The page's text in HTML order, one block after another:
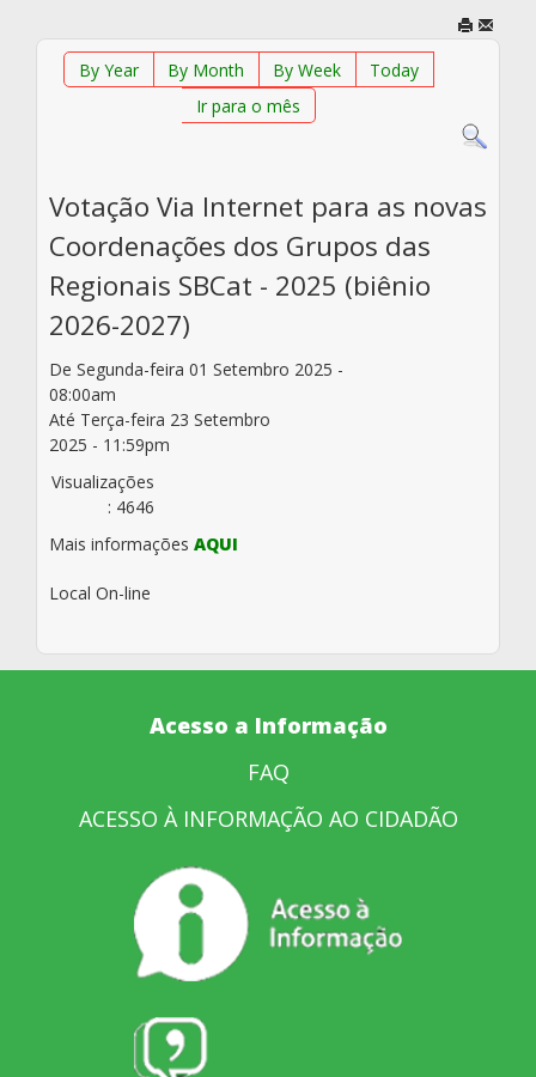
By Year By Month By Week
Today
Ir para o mês
Votação Via Internet para as novas
Coordenações dos Grupos das
Regionais SBCat - 2025 (biênio
2026-2027)
De Segunda-feira 01 Setembro 2025 -
08:00am
Até Terça-feira 23 Setembro
2025 - 11:59pm
Visualizações
: 4646
Mais informações AQUI
Local On-line
Acesso a Informação
FAQ
ACESSO À INFORMAÇÃO AO CIDADÃO